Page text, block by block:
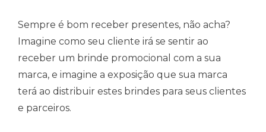
Sempre é bom receber presentes, não acha?
Imagine como seu cliente irá se sentir ao
receber um brinde promocional com a sua
marca, e imagine a exposição que sua marca
terá ao distribuir estes brindes para seus clientes
e parceiros.